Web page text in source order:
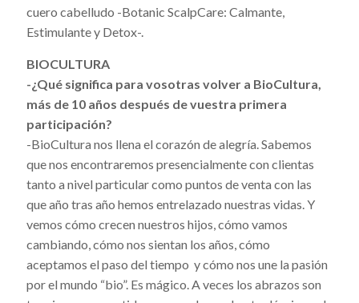
cuero cabelludo -Botanic ScalpCare: Calmante,
Estimulante y Detox-.
BIOCULTURA
-¿Qué significa para vosotras volver a BioCultura,
más de 10 años después de vuestra primera
participación?
-BioCultura nos llena el corazón de alegría. Sabemos
que nos encontraremos presencialmente con clientas
tanto a nivel particular como puntos de venta con las
que año tras año hemos entrelazado nuestras vidas. Y
vemos cómo crecen nuestros hijos, cómo vamos
cambiando, cómo nos sientan los años, cómo
aceptamos el paso del tiempo y cómo nos une la pasión
por el mundo “bio”. Es mágico. A veces los abrazos son